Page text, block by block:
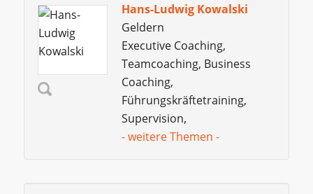
Hans-Ludwig Kowalski
Geldern
Executive Coaching,
Teamcoaching, Business
Coaching,
Führungskräftetraining,
Supervision,
- weitere Themen -